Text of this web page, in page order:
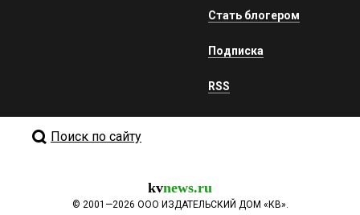
Стать блогером
Подписка
RSS
Поиск по сайту
kvnews.ru
© 2001—2026 ООО ИЗДАТЕЛЬСКИЙ ДОМ «КВ».